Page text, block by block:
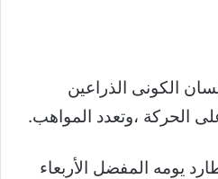
الكونى الذراعين
الحركة ،وتعدد المواهب.
يومه المفضل الأربعاء